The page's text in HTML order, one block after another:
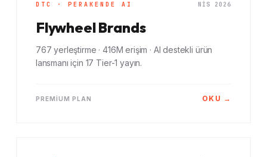
DTC · PERAKENDE AI NIS 2026
Flywheel Brands
767 yerleştirme · 416M erişim · AI destekli ürün
lansmanı için 17 Tier-1 yayın.
PREMIUM PLAN OKU →